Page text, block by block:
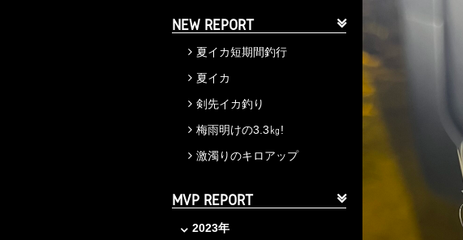
NEW REPORT
夏イカ短期間釣行
夏イカ
剣先イカ釣り
梅雨明けの3.3㎏!
激濁りのキロアップ
MVP REPORT
2023年